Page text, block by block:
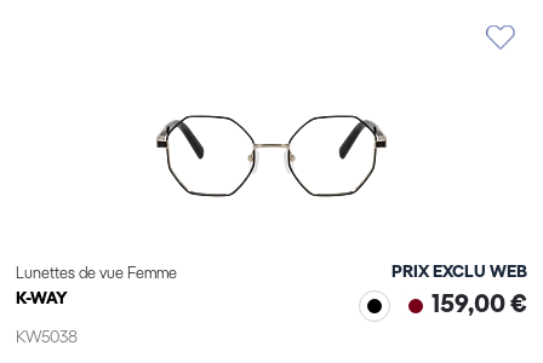
Lunettes de vue Femme
K-WAY
KW5038
PRIX EXCLU WEB
159,00 €